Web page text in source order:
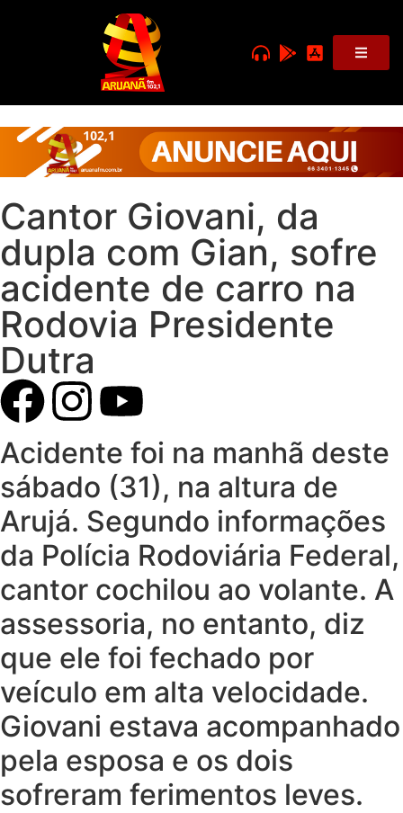
Cantor Giovani, da
dupla com Gian, sofre
acidente de carro na
Rodovia Presidente
Dutra
Acidente foi na manhã deste
sábado (31), na altura de
Arujá. Segundo informações
da Polícia Rodoviária Federal,
cantor cochilou ao volante. A
assessoria, no entanto, diz
que ele foi fechado por
veículo em alta velocidade.
Giovani estava acompanhado
pela esposa e os dois
sofreram ferimentos leves.